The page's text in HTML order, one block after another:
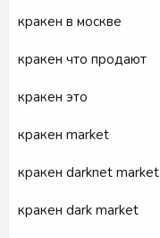
кракен в москве
кракен что продают
кракен это
кракен market
кракен darknet market
кракен dark market